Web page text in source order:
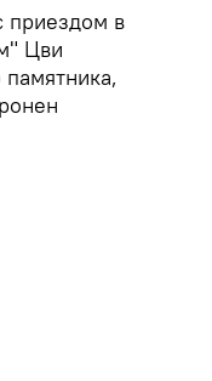
приездом в
Цви